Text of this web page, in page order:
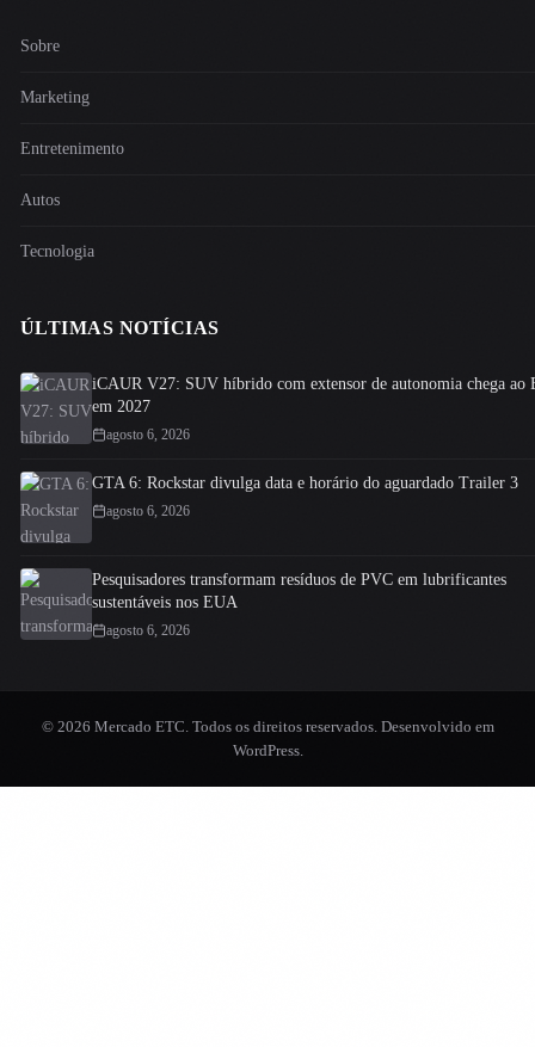
Sobre
Marketing
Entretenimento
Autos
Tecnologia
ÚLTIMAS NOTÍCIAS
iCAUR V27: SUV híbrido com extensor de autonomia chega ao
em 2027
agosto 6, 2026
GTA 6: Rockstar divulga data e horário do aguardado Trailer 3
agosto 6, 2026
Pesquisadores transformam resíduos de PVC em lubrificantes
sustentáveis nos EUA
agosto 6, 2026
© 2026 Mercado ETC. Todos os direitos reservados. Desenvolvido em
WordPress.